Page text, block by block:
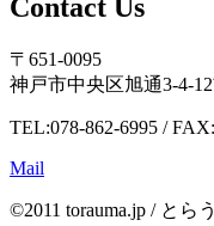
Contact Us
〒651-0095
神戸市中央区旭通3-4-
TEL:078-862-6995 /
Mail
©2011 torauma.jp / とら